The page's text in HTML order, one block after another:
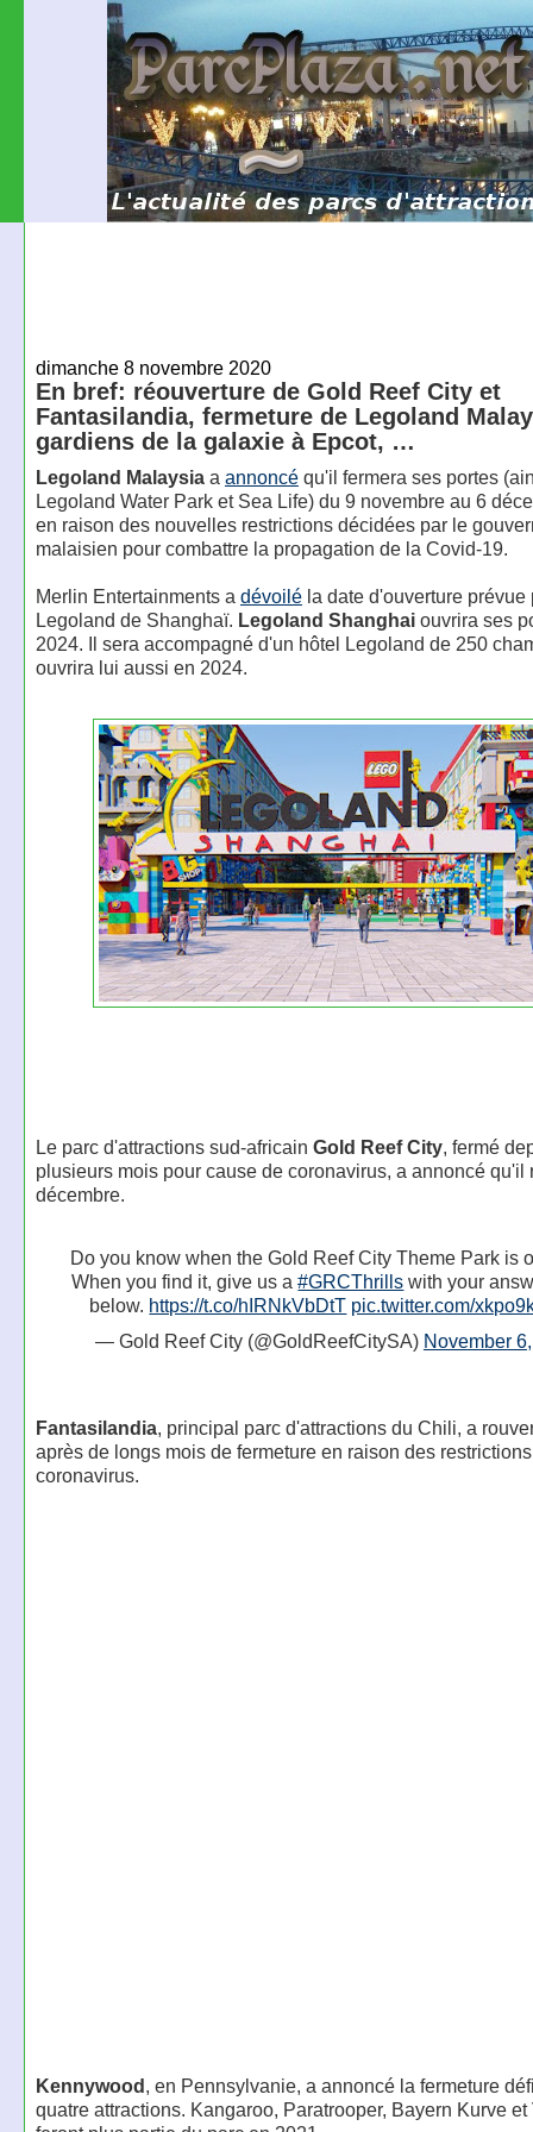
dimanche 8 novembre 2020
En bref: réouverture de Gold Reef City et
Fantasilandia, fermeture de Legoland
gardiens de la galaxie à Epcot, …
Legoland Malaysiaa annoncéqu'il fermera ses portes
Legoland Water Park et Sea Life) du 9 novembre au 6
en raison des nouvelles restrictions décidées par le
malaisien pour combattre la propagation de la Covid-19.
Merlin Entertainments a dévoiléla date d'ouverture prévue
Legoland de Shanghaï. Legoland Shanghaiouvrira ses
2024. Il sera accompagné d'un hôtel Legoland de 250
ouvrira lui aussi en 2024.
Le parc d'attractions sud-africain Gold Reef City, fermé
plusieurs mois pour cause de coronavirus, a annoncé qu'il
décembre.
Do you know when the Gold Reef City Theme Park is
When you find it, give us a#GRCThrills with your
below. https://t.co/hIRNkVbDtT pic.twitter.com/
— Gold Reef City (@GoldReefCitySA) November
Fantasilandia, principal parc d'attractions du Chili, a
après de longs mois de fermeture en raison des
coronavirus.
Kennywood, en Pennsylvanie, a annoncé la fermeture
quatre attractions. Kangaroo, Paratrooper, Bayern Kurve